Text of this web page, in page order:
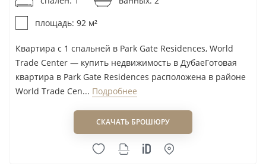
Подходит ли World Trade Center для аренды?
Можно ли получить резидентскую визу через
покупку?
Отбор квартиры в World Trade Center начинается
площадь: 92 м²
Квартира с 1 спальней в Park Gate Residences, World
Trade Center — купить недвижимость в ДубаеГотовая
квартира в Park Gate Residences расположена в районе
World Trade Cen... Подробнее
СКАЧАТЬ БРОШЮРУ